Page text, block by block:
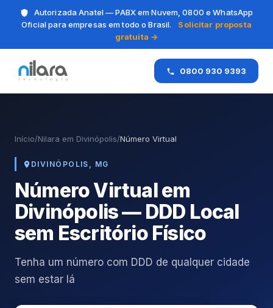
Autorizada Anatel — PABX em Nuvem, 0800 e WhatsApp
Oficial para empresas em todo o Brasil.
Solicitar proposta
gratuita →
0800 930 9393
Início/Nilara em Divinópolis/Número Virtual
DIVINÓPOLIS, MG
Número Virtual em
Divinópolis — DDD Local
sem Escritório Físico
Tenha um número com DDD de qualquer cidade
sem estar lá